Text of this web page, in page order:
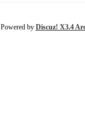
Powered by Discuz! X3.4